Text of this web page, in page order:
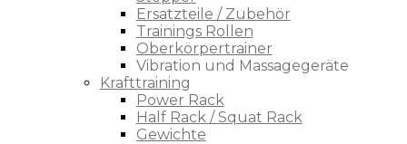
Ersatzteile / Zubehör
Trainings Rollen
Oberkörpertrainer
Vibration und Massagegeräte
Krafttraining
Power Rack
Half Rack / Squat Rack
Gewichte